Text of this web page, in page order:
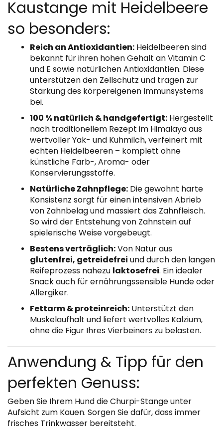
Kaustange mit Heidelbeere
so besonders:
Reich an Antioxidantien: Heidelbeeren sind
bekannt für ihren hohen Gehalt an Vitamin C
und E sowie natürlichen Antioxidantien. Diese
unterstützen den Zellschutz und tragen zur
Stärkung des körpereigenen Immunsystems
bei.
100 % natürlich & handgefertigt: Hergestellt
nach traditionellem Rezept im Himalaya aus
wertvoller Yak- und Kuhmilch, verfeinert mit
echten Heidelbeeren – komplett ohne
künstliche Farb-, Aroma- oder
Konservierungsstoffe.
Natürliche Zahnpflege: Die gewohnt harte
Konsistenz sorgt für einen intensiven Abrieb
von Zahnbelag und massiert das Zahnfleisch.
So wird der Entstehung von Zahnstein auf
spielerische Weise vorgebeugt.
Bestens verträglich:Von Natur aus
glutenfrei, getreidefrei und durch den langen
Reifeprozess nahezu laktosefrei. Ein idealer
Snack auch für ernährungssensible Hunde oder
Allergiker.
Fettarm & proteinreich: Unterstützt den
Muskelaufhalt und liefert wertvolles Kalzium,
ohne die Figur Ihres Vierbeiners zu belasten.
Anwendung & Tipp für den
perfekten Genuss:
Geben Sie Ihrem Hund die Churpi-Stange unter
Aufsicht zum Kauen. Sorgen Sie dafür, dass immer
frisches Trinkwasser bereitsteht.